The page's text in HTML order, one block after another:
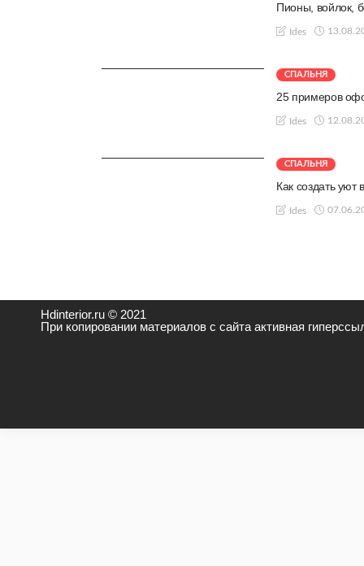
Пионы, войлок,
Ides
СПАЛЬНЯ
25 примеров
Ides
СПАЛЬНЯ
Как создать уют
Ides
Hdinterior.ru © 2021
При копировании материалов с сайта активная